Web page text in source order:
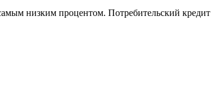
низким процентом. Потребительский кредит